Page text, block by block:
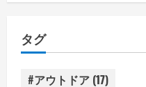
タグ
#アウトドア (17)